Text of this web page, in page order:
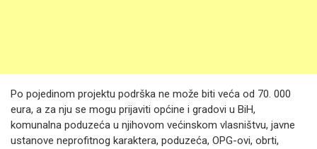
Po pojedinom projektu podrška ne može biti veća od 70. 000
eura, a za nju se mogu prijaviti općine i gradovi u BiH,
komunalna poduzeća u njihovom većinskom vlasništvu, javne
ustanove neprofitnog karaktera, poduzeća, OPG-ovi, obrti,